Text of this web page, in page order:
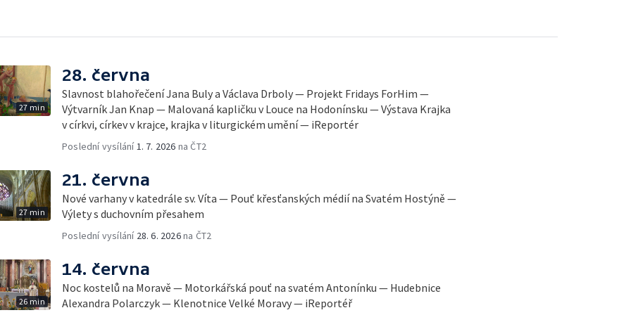
27 min
28. června
Slavnost blahořečení Jana Buly a Václava Drboly — Projekt Fridays ForHim —
Výtvarník Jan Knap — Malovaná kapličku v Louce na Hodonínsku — Výstava Krajka
v církvi, církev v krajce, krajka v liturgickém umění — iReportér
Poslední vysílání1. 7. 2026 na ČT2
27 min
21. června
Nové varhany v katedrále sv. Víta — Pouť křesťanských médií na Svatém Hostýně —
Výlety s duchovním přesahem
Poslední vysílání 28. 6. 2026na ČT2
26 min
14. června
Noc kostelů na Moravě — Motorkářská pouť na svatém Antonínku — Hudebnice
Alexandra Polarczyk — Klenotnice Velké Moravy — iReportéř